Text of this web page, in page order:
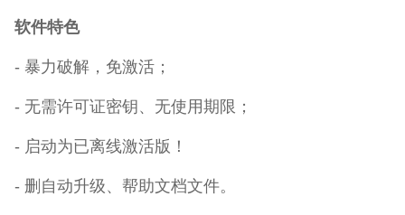
软件特色
- 暴力破解，免激活；
- 无需许可证密钥、无使用期限；
- 启动为已离线激活版！
- 删自动升级、帮助文档文件。